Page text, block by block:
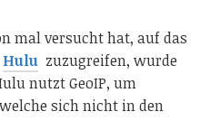
mal versucht hat, auf das
Hulu zuzugreifen, wurde
nutzt GeoIP, um
sich nicht in den